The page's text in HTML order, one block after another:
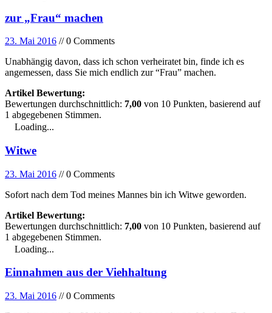
zur „Frau“ machen
23. Mai 2016 // 0 Comments
Unabhängig davon, dass ich schon verheiratet bin, finde ich es
angemessen, dass Sie mich endlich zur “Frau” machen.
Artikel Bewertung:
Bewertungen durchschnittlich: 7,00 von 10 Punkten, basierend auf
1 abgegebenen Stimmen.
Loading...
Witwe
23. Mai 2016 // 0 Comments
Sofort nach dem Tod meines Mannes bin ich Witwe geworden.
Artikel Bewertung:
Bewertungen durchschnittlich: 7,00 von 10 Punkten, basierend auf
1 abgegebenen Stimmen.
Loading...
Einnahmen aus der Viehhaltung
23. Mai 2016 // 0 Comments